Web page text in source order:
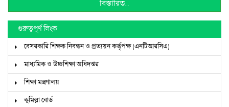
বিস্তারিত...
গুরুত্বপূর্ণ লিংক
বেসরকারি শিক্ষক নিবন্ধন ও প্রত্যয়ন কর্তৃপক্ষ (এনটিআরসিএ)
মাধ্যমিক ও উচ্চশিক্ষা অধিদপ্তর
শিক্ষা মন্ত্রণালয়
কুমিল্লা বোর্ড